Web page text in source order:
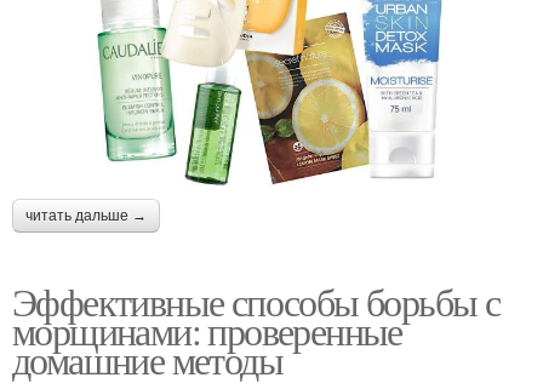
читать дальше →
Эффективные способы борьбы с
морщинами: проверенные
домашние методы